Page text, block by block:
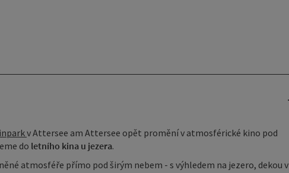
v Attersee am Attersee opět promění v atmosférické kino pod
do letního kina u jezera.
atmosféře přímo pod širým nebem - s výhledem na jezero, dekou v